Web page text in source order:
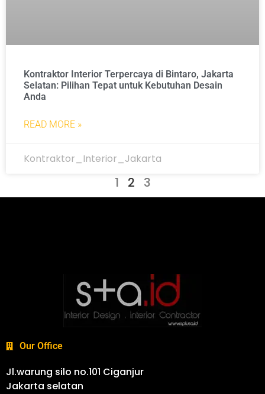
Kontraktor Interior Terpercaya di Bintaro, Jakarta
Selatan: Pilihan Tepat untuk Kebutuhan Desain
Anda
READ MORE »
Kontraktor_Interior_Jakarta
1 2 3
Our Office
Jl.warung silo no.101 Ciganjur
Jakarta selatan